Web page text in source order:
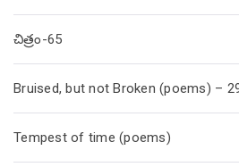
చిత్రం-65
Bruised, but not Broken (poems) –
Tempest of time (poems)